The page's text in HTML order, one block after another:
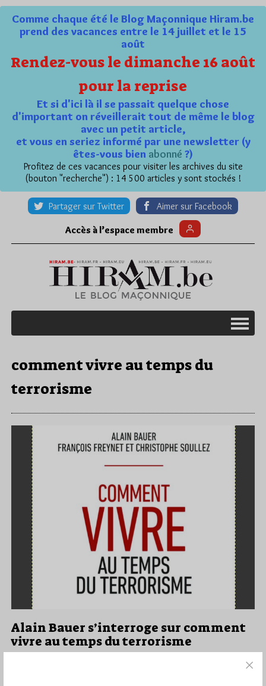
Comme chaque été le Blog Maçonnique Hiram.be
prend des vacances entre le 14 juillet et le 15
août
Rendez-vous le dimanche 16 août
pour la reprise
Et si d'ici là il se passait quelque chose
d'important on réveillerait tout de même le blog
avec un petit article,
et vous en seriez informé par une newsletter (y
êtes-vous bien abonné ?)
Profitez de ces vacances pour visiter les archives du site
(bouton "recherche") : 14 500 articles y sont stockés !
Partager sur Twitter Aimer sur Facebook
Accès à l’espace membre
comment vivre au temps du
terrorisme
Alain Bauer s’interroge sur comment
vivre au temps du terrorisme